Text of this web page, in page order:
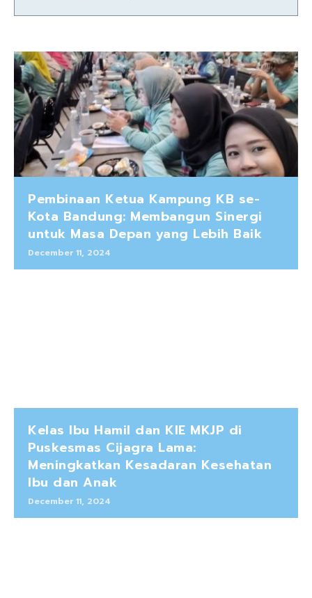
Pembinaan Ketua Kampung KB se-
Kota Bandung: Membangun Sinergi
untuk Masa Depan yang Lebih Baik
December 11, 2024
Kelas Ibu Hamil dan KIE MKJP di
Puskesmas Cijagra Lama:
Meningkatkan Kesadaran Kesehatan
Ibu dan Anak
December 11, 2024